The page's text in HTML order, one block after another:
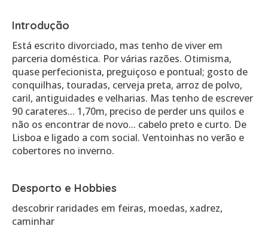
Introdução
Está escrito divorciado, mas tenho de viver em
parceria doméstica. Por várias razões. Otimisma,
quase perfecionista, preguiçoso e pontual; gosto de
conquilhas, touradas, cerveja preta, arroz de polvo,
caril, antiguidades e velharias. Mas tenho de escrever
90 carateres... 1,70m, preciso de perder uns quilos e
não os encontrar de novo... cabelo preto e curto. De
Lisboa e ligado a com social. Ventoinhas no verão e
cobertores no inverno.
Desporto e Hobbies
descobrir raridades em feiras, moedas, xadrez,
caminhar